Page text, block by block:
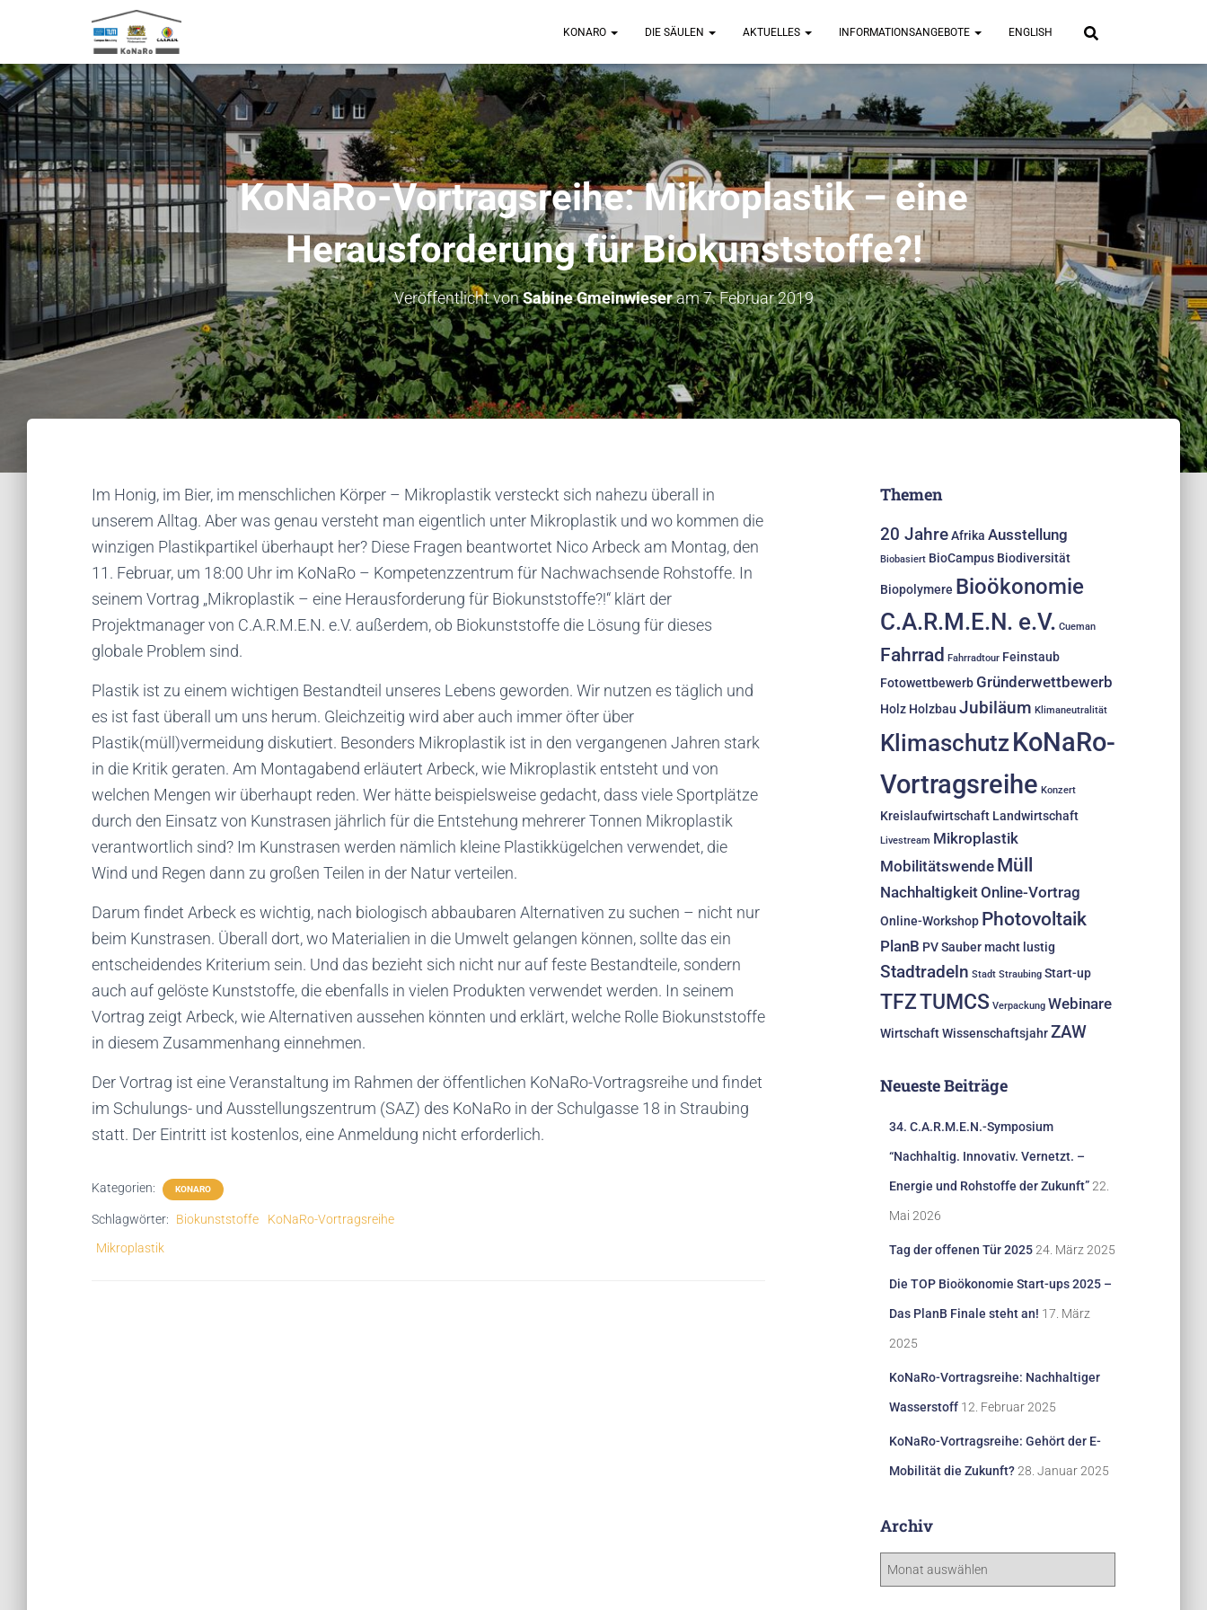
KONARO DIE SÄULEN AKTUELLES INFORMATIONSANGEBOTE ENGLISH
KoNaRo-Vortragsreihe: Mikroplastik – eine
Herausforderung für Biokunststoffe?!
Veröffentlicht vonSabine Gmeinwieseram7. Februar 2019
Im Honig, im Bier, im menschlichen Körper – Mikroplastik versteckt sich nahezu überall in
unserem Alltag. Aber was genau versteht man eigentlich unter Mikroplastik und wo kommen die
winzigen Plastikpartikel überhaupt her? Diese Fragen beantwortet Nico Arbeck am Montag, den
11. Februar, um 18:00 Uhr im KoNaRo – Kompetenzzentrum für Nachwachsende Rohstoffe. In
seinem Vortrag „Mikroplastik – eine Herausforderung für Biokunststoffe?!“ klärt der
Projektmanager von C.A.R.M.E.N. e.V. außerdem, ob Biokunststoffe die Lösung für dieses
globale Problem sind.
Plastik ist zu einem wichtigen Bestandteil unseres Lebens geworden. Wir nutzen es täglich und
es ist fast überall um uns herum. Gleichzeitig wird aber auch immer öfter über
Plastik(müll)vermeidung diskutiert. Besonders Mikroplastik ist in den vergangenen Jahren stark
in die Kritik geraten. Am Montagabend erläutert Arbeck, wie Mikroplastik entsteht und von
welchen Mengen wir überhaupt reden. Wer hätte beispielsweise gedacht, dass viele Sportplätze
durch den Einsatz von Kunstrasen jährlich für die Entstehung mehrerer Tonnen Mikroplastik
verantwortlich sind? Im Kunstrasen werden nämlich kleine Plastikkügelchen verwendet, die
Wind und Regen dann zu großen Teilen in der Natur verteilen.
Darum findet Arbeck es wichtig, nach biologisch abbaubaren Alternativen zu suchen – nicht nur
beim Kunstrasen. Überall dort, wo Materialien in die Umwelt gelangen können, sollte das ein
entscheidendes Kriterium sein. Und das bezieht sich nicht nur auf feste Bestandteile, sondern
auch auf gelöste Kunststoffe, die ebenfalls in vielen Produkten verwendet werden. In seinem
Vortrag zeigt Arbeck, wie Alternativen aussehen könnten und erklärt, welche Rolle Biokunststoffe
in diesem Zusammenhang einnehmen.
Der Vortrag ist eine Veranstaltung im Rahmen der öffentlichen KoNaRo-Vortragsreihe und findet
im Schulungs- und Ausstellungszentrum (SAZ) des KoNaRo in der Schulgasse 18 in Straubing
statt. Der Eintritt ist kostenlos, eine Anmeldung nicht erforderlich.
Kategorien: KONARO
Schlagwörter: Biokunststoffe
KoNaRo-Vortragsreihe
Mikroplastik
Themen
20 Jahre Afrika Ausstellung
Biobasiert BioCampus Biodiversität
Biopolymere Bioökonomie
C.A.R.M.E.N. e.V. Cueman
Fahrrad Fahrradtour Feinstaub
Fotowettbewerb Gründerwettbewerb
Holz Holzbau Jubiläum Klimaneutralität
KlimaschutzKoNaRo-
Vortragsreihe Konzert
Kreislaufwirtschaft Landwirtschaft
Livestream Mikroplastik
Mobilitätswende Müll
NachhaltigkeitOnline-Vortrag
Online-Workshop Photovoltaik
PlanB PV Sauber macht lustig
Stadtradeln Stadt Straubing Start-up
TFZTUMCS Verpackung Webinare
Wirtschaft Wissenschaftsjahr ZAW
Neueste Beiträge
34. C.A.R.M.E.N.-Symposium
“Nachhaltig. Innovativ. Vernetzt. –
Energie und Rohstoffe der Zukunft” 22.
Mai 2026
Tag der offenen Tür 2025 24. März 2025
Die TOP Bioökonomie Start-ups 2025 –
Das PlanB Finale steht an! 17. März
2025
KoNaRo-Vortragsreihe: Nachhaltiger
Wasserstoff 12. Februar 2025
KoNaRo-Vortragsreihe: Gehört der E-
Mobilität die Zukunft? 28. Januar 2025
Archiv